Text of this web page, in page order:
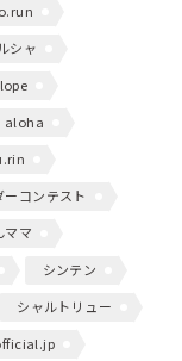
シャ
aloha
コンテスト
ママ
シンテン
シャルトリュー